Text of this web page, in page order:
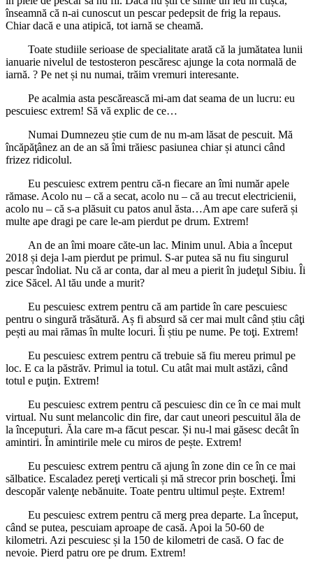
înseamnă că n-ai cunoscut un pescar pedepsit de frig la repaus.
Chiar dacă e una atipică, tot iarnă se cheamă.
Toate studiile serioase de specialitate arată că la jumătatea lunii
ianuarie nivelul de testosteron pescăresc ajunge la cota normală de
iarnă. ? Pe net și nu numai, trăim vremuri interesante.
Pe acalmia asta pescărească mi-am dat seama de un lucru: eu
pescuiesc extrem! Să vă explic de ce…
Numai Dumnezeu știe cum de nu m-am lăsat de pescuit. Mă
încăpăţânez an de an să îmi trăiesc pasiunea chiar și atunci când
frizez ridicolul.
Eu pescuiesc extrem pentru că-n fiecare an îmi număr apele
rămase. Acolo nu – că a secat, acolo nu – că au trecut electricienii,
acolo nu – că s-a plăsuit cu patos anul ăsta…Am ape care suferă și
multe ape dragi pe care le-am pierdut pe drum. Extrem!
An de an îmi moare căte-un lac. Minim unul. Abia a început
2018 și deja l-am pierdut pe primul. S-ar putea să nu fiu singurul
pescar îndoliat. Nu că ar conta, dar al meu a pierit în judeţul Sibiu. Îi
zice Săcel. Al tău unde a murit?
Eu pescuiesc extrem pentru că am partide în care pescuiesc
pentru o singură trăsătură. Aș fi absurd să cer mai mult când știu câţi
pești au mai rămas în multe locuri. Îi știu pe nume. Pe toţi. Extrem!
Eu pescuiesc extrem pentru că trebuie să fiu mereu primul pe
loc. E ca la păstrăv. Primul ia totul. Cu atât mai mult astăzi, când
totul e puţin. Extrem!
Eu pescuiesc extrem pentru că pescuiesc din ce în ce mai mult
virtual. Nu sunt melancolic din fire, dar caut uneori pescuitul ăla de
la începuturi. Ăla care m-a făcut pescar. Și nu-l mai găsesc decât în
amintiri. În amintirile mele cu miros de pește. Extrem!
Eu pescuiesc extrem pentru că ajung în zone din ce în ce mai
sălbatice. Escaladez pereţi verticali și mă strecor prin boscheţi. Îmi
descopăr valenţe nebănuite. Toate pentru ultimul pește. Extrem!
Eu pescuiesc extrem pentru că merg prea departe. La început,
când se putea, pescuiam aproape de casă. Apoi la 50-60 de
kilometri. Azi pescuiesc și la 150 de kilometri de casă. O fac de
nevoie. Pierd patru ore pe drum. Extrem!